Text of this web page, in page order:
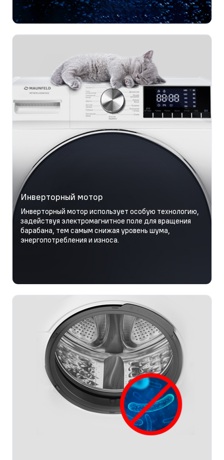
Инверторный мотор
Инверторный мотор использует особую технологию,
задействуя электромагнитное поле для вращения
барабана, тем самым снижая уровень шума,
энергопотребления и износа.